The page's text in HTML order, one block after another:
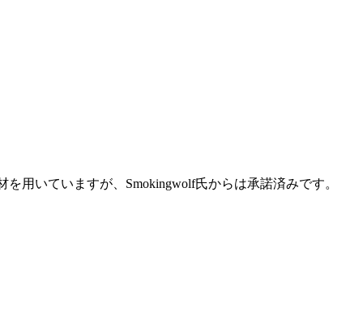
用いていますが、Smokingwolf氏からは承諾済みです。